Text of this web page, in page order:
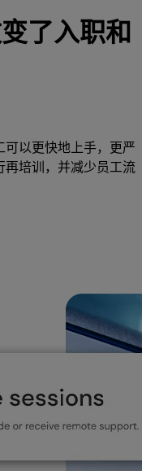
了入职和
可以更快地上手，更严
培训，并减少员工流